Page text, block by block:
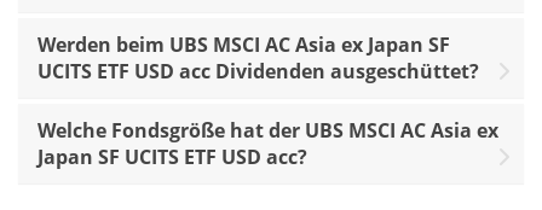
Werden beim UBS MSCI AC Asia ex Japan SF
UCITS ETF USD acc Dividenden ausgeschüttet?
Welche Fondsgröße hat der UBS MSCI AC Asia ex
Japan SF UCITS ETF USD acc?